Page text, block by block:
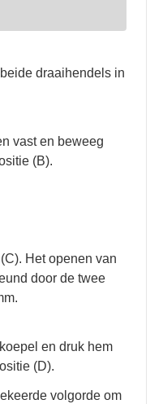
draaihendels in
vast en beweeg
(B).
Het openen van
door de twee
en druk hem
(D).
volgorde om